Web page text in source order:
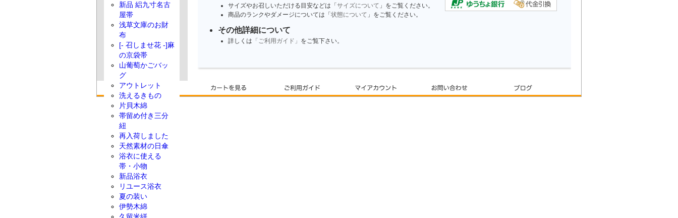
サイズやお召しいただける目安などは「 サイズについて 」をご覧ください。
商品のランクやダメージについては「 状態について 」をご覧ください。
その他詳細について
詳しくは 「ご利用ガイド」 をご覧下さい。
新品 絽九寸名古
屋帯
浅草文庫のお財
布
[- 召しませ花 -]麻
の京袋帯
山葡萄かごバッ
グ
アウトレット
洗えるきもの
片貝木綿
帯留め付き三分
紐
再入荷しました
天然素材の日傘
浴衣に使える
帯・小物
新品浴衣
リユース浴衣
夏の装い
伊勢木綿